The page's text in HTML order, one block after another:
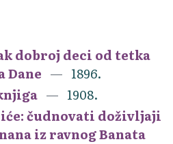
dobroj deci od tetka
Dane
1896.
1908.
čudnovati doživljaji
iz ravnog Banata